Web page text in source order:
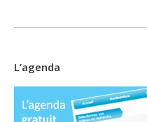
L’agenda